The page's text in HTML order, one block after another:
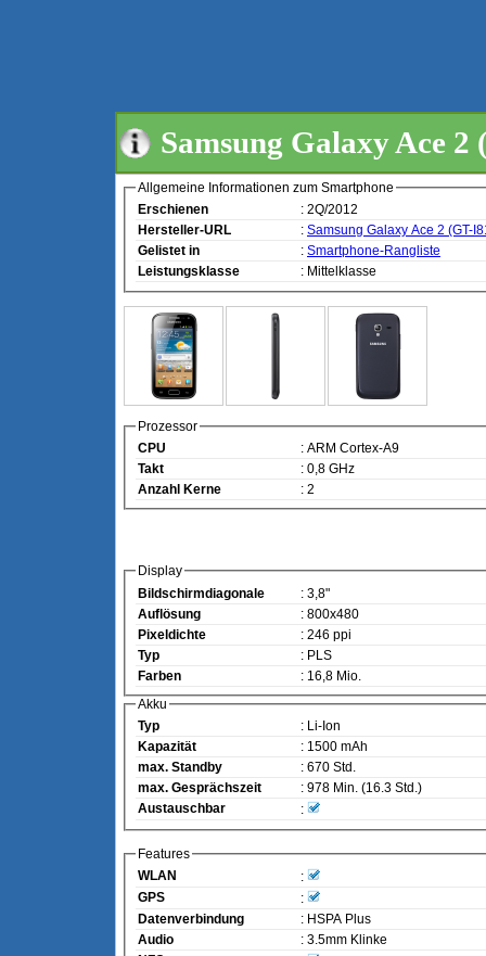
Samsung Galaxy Ace 2
Allgemeine Informationen zum Smartphone
Erschienen
: 2Q/2012
Hersteller-URL
: Samsung Galaxy Ace 2 (GT-
Gelistet in
: Smartphone-Rangliste
Leistungsklasse
: Mittelklasse
Prozessor
CPU
: ARM Cortex-A9
Takt
: 0,8 GHz
Anzahl Kerne
: 2
Display
Bildschirmdiagonale
: 3,8"
Auflösung
: 800x480
Pixeldichte
: 246 ppi
Typ
: PLS
Farben
: 16,8 Mio.
Akku
Typ
: Li-Ion
Kapazität
: 1500 mAh
max. Standby
: 670 Std.
max. Gesprächszeit
: 978 Min. (16.3 Std.)
Austauschbar
:
Features
WLAN
:
GPS
:
Datenverbindung
: HSPA Plus
Audio
: 3.5mm Klinke